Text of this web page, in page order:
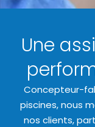
Une
Concepteur-
piscines, nous
nos clients,